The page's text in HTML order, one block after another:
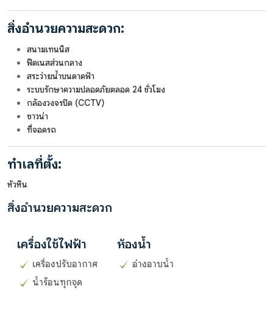
สิ่งอำนวยความสะดวก:
สนามเทนนิส
ฟิตเนสส่วนกลาง
สระว่ายน้ำบนดาดฟ้า
ระบบรักษาความปลอดภัยตลอด 24 ชั่วโมง
กล้องวงจรปิด (CCTV)
ซาวน่า
ที่จอดรถ
ทำเลที่ตั้ง:
หัวหิน
สิ่งอำนวยความสะดวก
เครื่องใช้ไฟฟ้า
เครื่องปรับอากาศ
น้ำร้อนทุกจุด
ห้องน้ำ
อ่างอาบน้ำ